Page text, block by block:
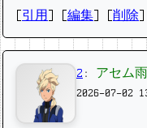
引用 編集 削除
2 : アセム雨
2026-07-02